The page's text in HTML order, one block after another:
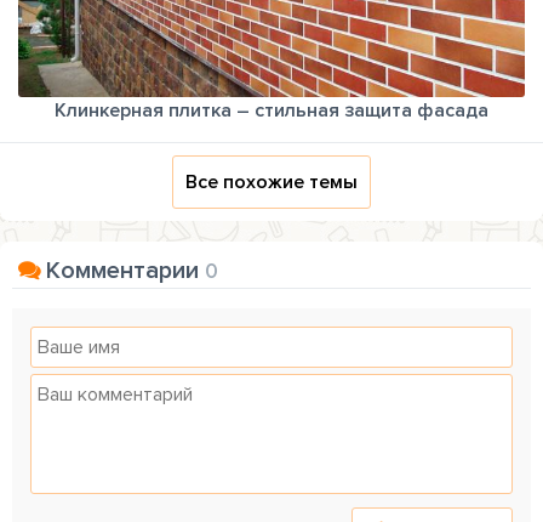
Клинкерная плитка – стильная защита фасада
Все похожие темы
Комментарии 0